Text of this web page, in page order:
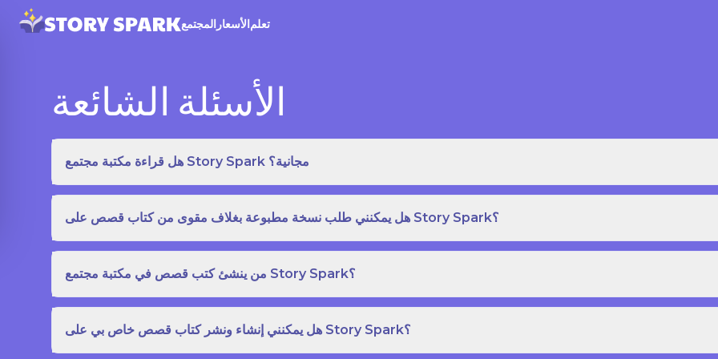
المجتمع الأسعارتعلم
الأسئلة الشائعة
هل قراءة مكتبة مجتمع Story Spark مجانية؟
هل يمكنني طلب نسخة مطبوعة بغلاف مقوى من كتاب قصص على Story Spark؟
من ينشئ كتب قصص في مكتبة مجتمع Story Spark؟
هل يمكنني إنشاء ونشر كتاب قصص خاص بي على Story Spark؟